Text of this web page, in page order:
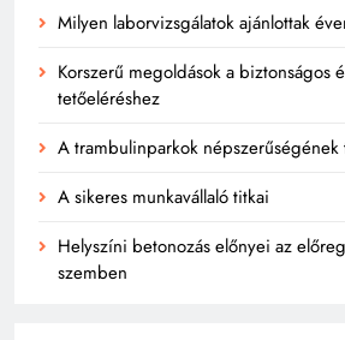
Milyen laborvizsgálatok ajánlottak
Korszerű megoldások a biztonságos
tetőeléréshez
A trambulinparkok népszerűségének
A sikeres munkavállaló titkai
Helyszíni betonozás előnyei az
szemben